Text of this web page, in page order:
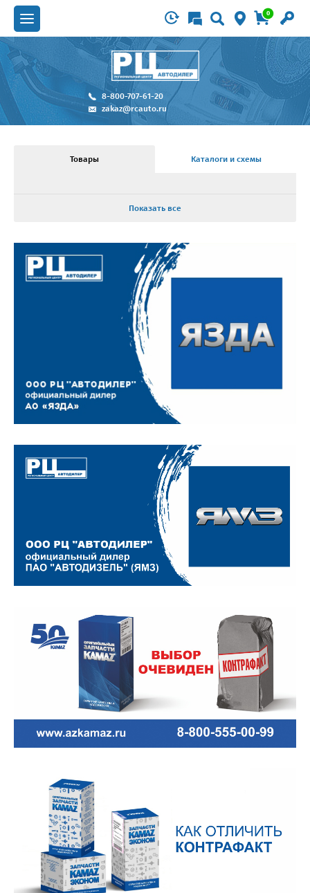
0
8-800-707-61-20
zakaz@rcauto.ru
Товары Каталоги и схемы
Показать все